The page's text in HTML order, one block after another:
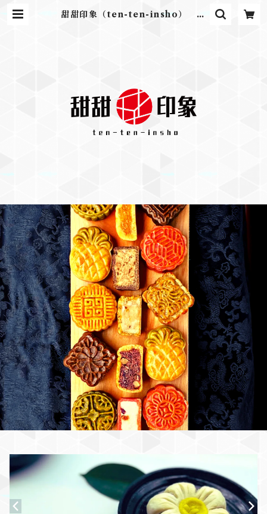
甜甜印象（ten-ten-insho） 月